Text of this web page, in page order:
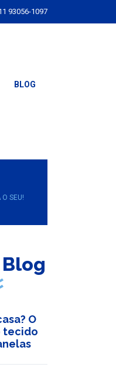
93056-1097
BLOG
O SEU!
O
tecido